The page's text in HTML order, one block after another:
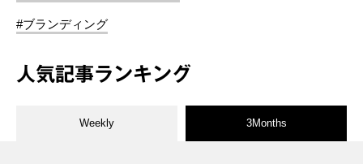
#ブランディング
人気記事ランキング
Weekly 3Months